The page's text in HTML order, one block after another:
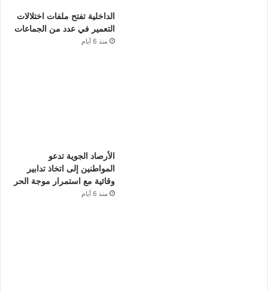
الداخلية تفتح ملفات اختلالات
التعمير في عدد من الجماعات
منذ 6 أيام
الأرصاد الجوية تدعو
المواطنين إلى اتخاذ تدابير
وقائية مع استمرار موجة الحر
منذ 6 أيام